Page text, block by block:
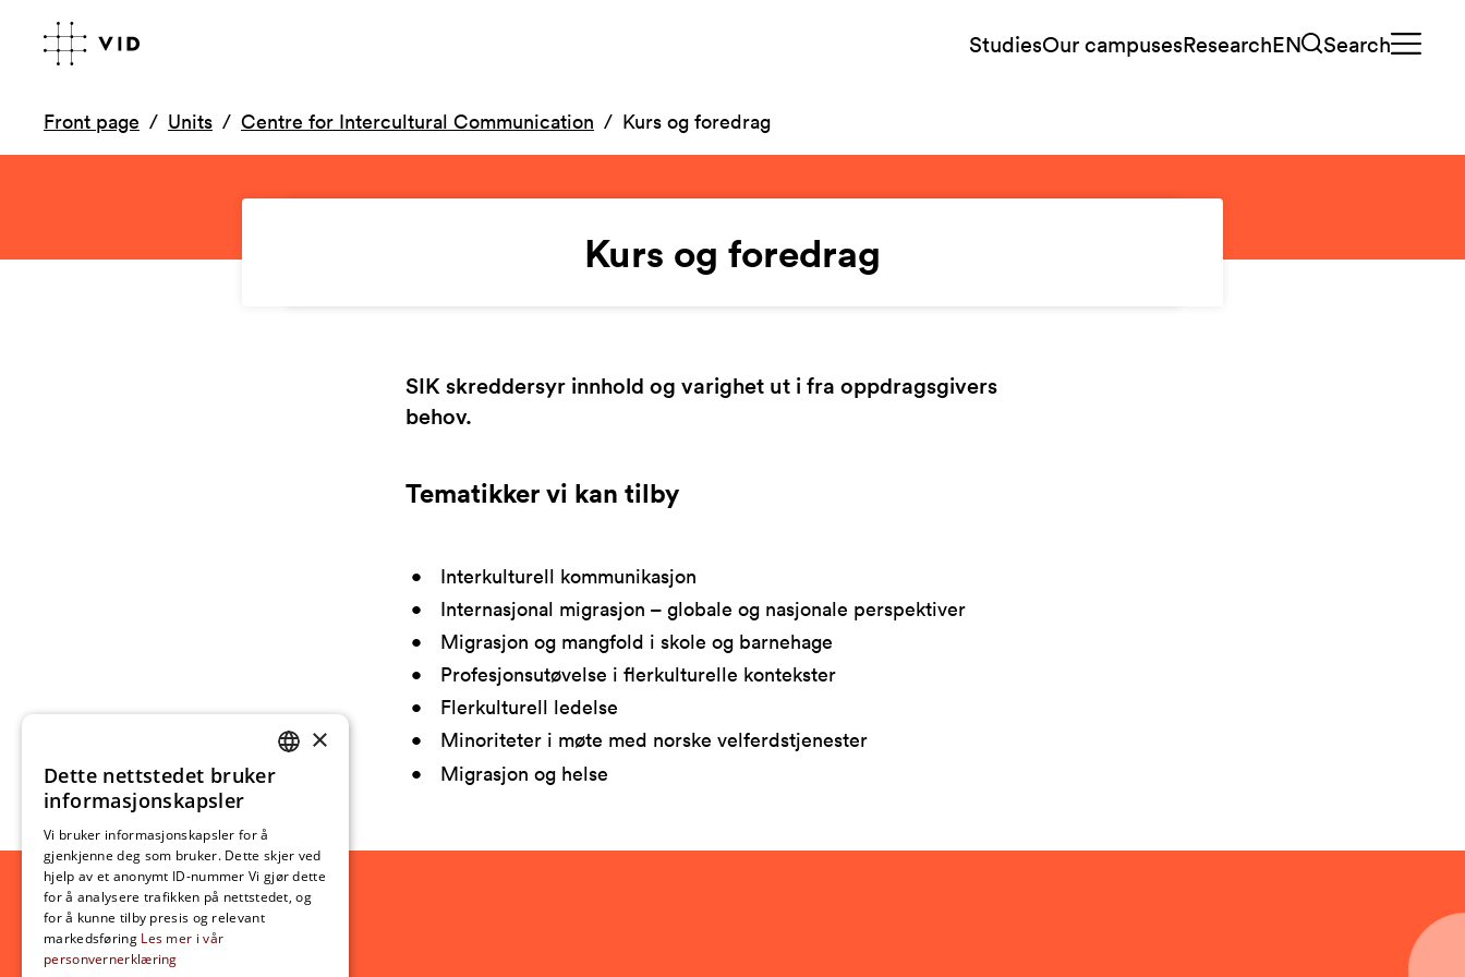
StudiesOur campusesResearchEN Search
Front page Units Centre for Intercultural Communication Kurs og foredrag
Kurs og foredrag
SIK skreddersyr innhold og varighet ut i fra oppdragsgivers
behov.
Tematikker vi kan tilby
Interkulturell kommunikasjon
Internasjonal migrasjon – globale og nasjonale perspektiver
Migrasjon og mangfold i skole og barnehage
Profesjonsutøvelse i flerkulturelle kontekster
Flerkulturell ledelse
Minoriteter i møte med norske velferdstjenester
Migrasjon og helse
NORWEGIAN
×
Dette nettstedet bruker
informasjonskapsler
Vi bruker informasjonskapsler for å
gjenkjenne deg som bruker. Dette skjer ved
hjelp av et anonymt ID-nummer Vi gjør dette
for å analysere trafikken på nettstedet, og
for å kunne tilby presis og relevant
markedsføring Les mer i vår
personvernerklæring